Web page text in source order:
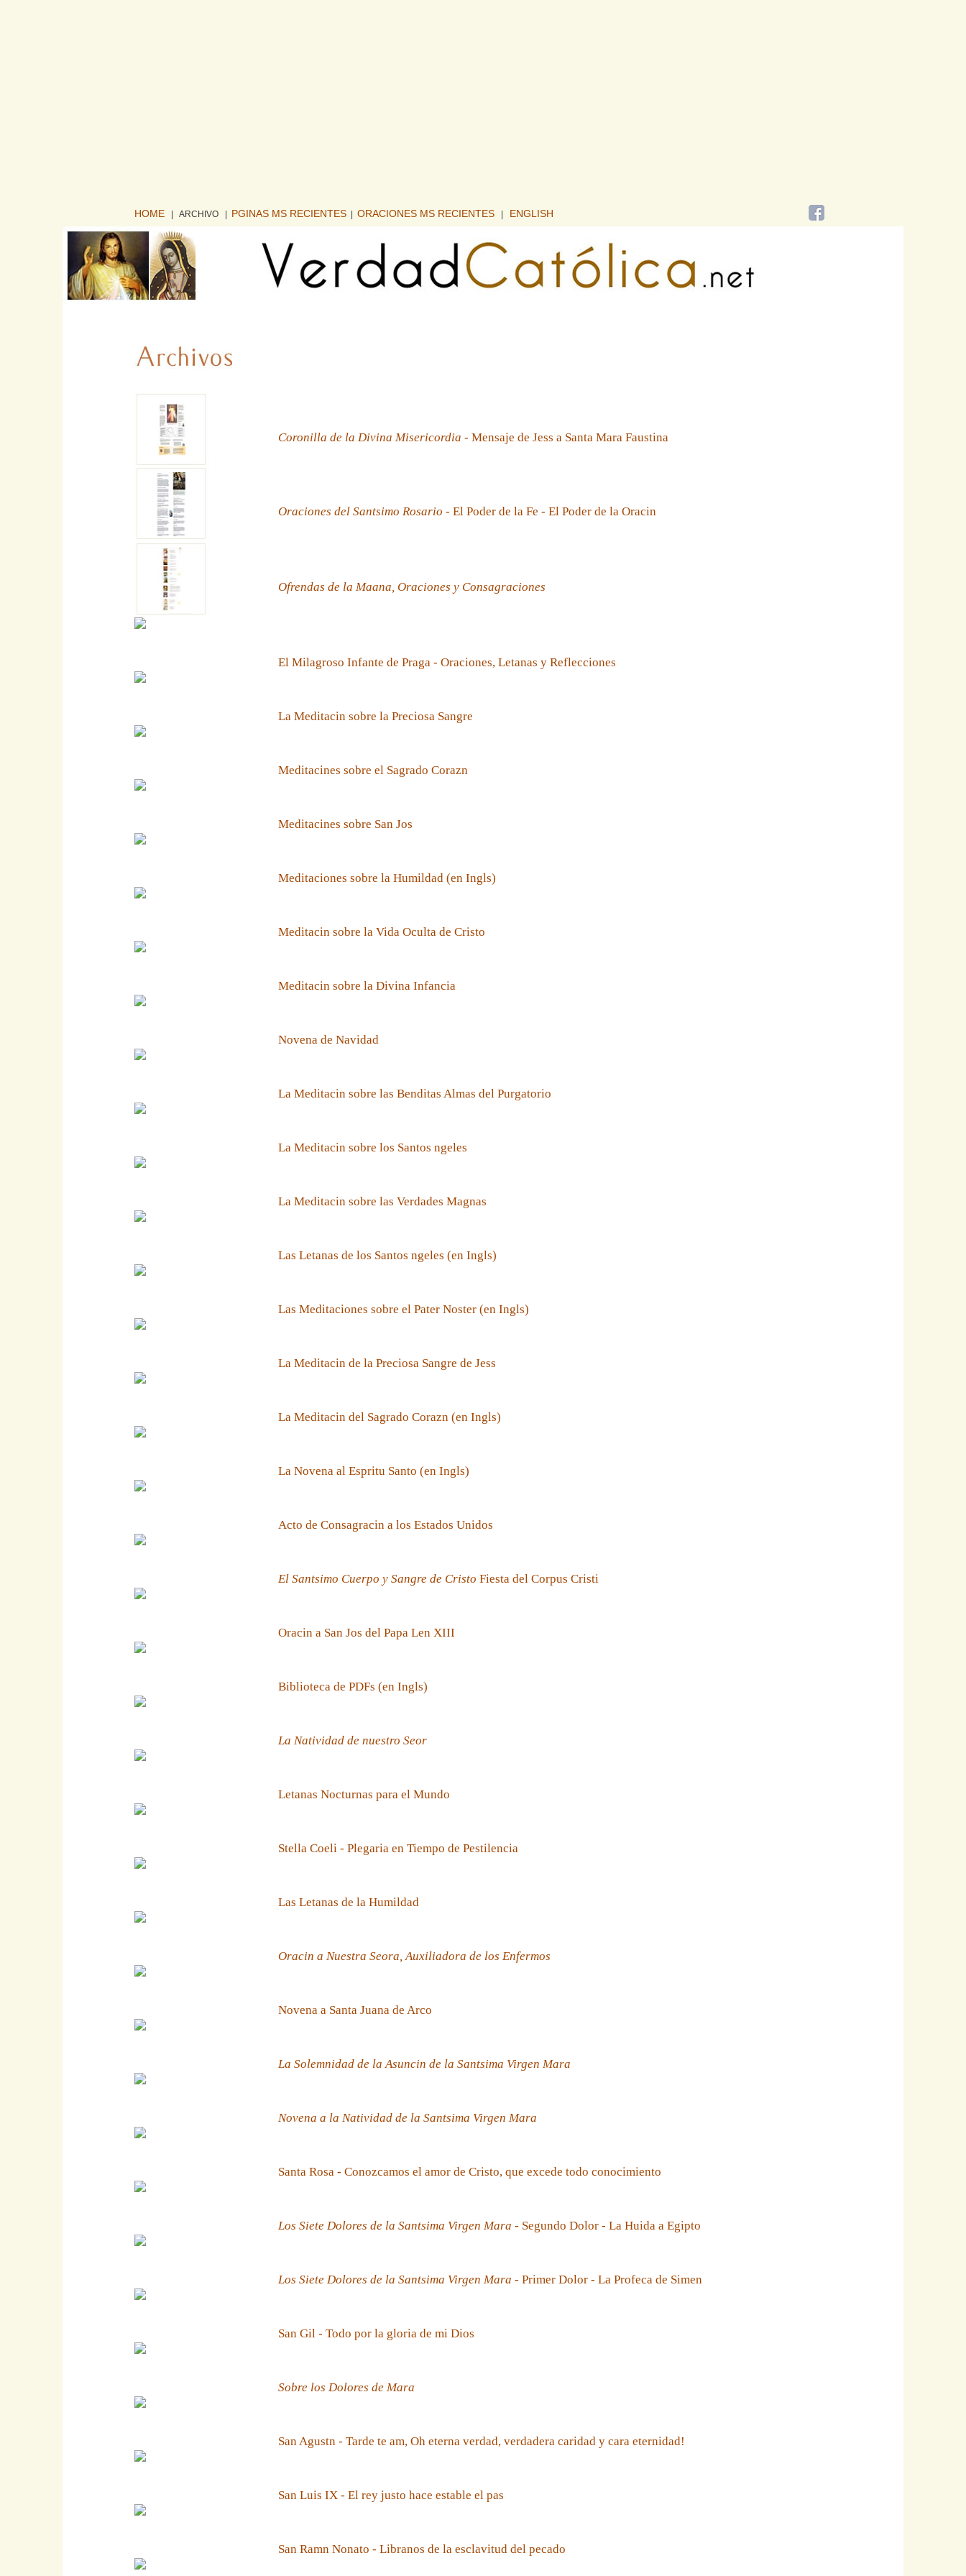
HOME | ARCHIVO PGINAS MS RECIENTES ORACIONES MS RECIENTES ENGLISH
Coronilla de la Divina Misericordia - Mensaje de Jess a Santa Mara Faustina
Oraciones del Santsimo Rosario - El Poder de la Fe - El Poder de la Oracin
Ofrendas de la Maana, Oraciones y Consagraciones
El Milagroso Infante de Praga - Oraciones, Letanas y Reflecciones
La Meditacin sobre la Preciosa Sangre
Meditacines sobre el Sagrado Corazn
Meditacines sobre San Jos
Meditaciones sobre la Humildad (en Ingls)
Meditacin sobre la Vida Oculta de Cristo
Meditacin sobre la Divina Infancia
Novena de Navidad
La Meditacin sobre las Benditas Almas del Purgatorio
La Meditacin sobre los Santos ngeles
La Meditacin sobre las Verdades Magnas
Las Letanas de los Santos ngeles (en Ingls)
Las Meditaciones sobre el Pater Noster (en Ingls)
La Meditacin de la Preciosa Sangre de Jess
La Meditacin del Sagrado Corazn (en Ingls)
La Novena al Espritu Santo (en Ingls)
Acto de Consagracin a los Estados Unidos
El Santsimo Cuerpo y Sangre de Cristo Fiesta del Corpus Cristi
Oracin a San Jos del Papa Len XIII
Biblioteca de PDFs (en Ingls)
La Natividad de nuestro Seor
Letanas Nocturnas para el Mundo
Stella Coeli - Plegaria en Tiempo de Pestilencia
Las Letanas de la Humildad
Oracin a Nuestra Seora, Auxiliadora de los Enfermos
Novena a Santa Juana de Arco
La Solemnidad de la Asuncin de la Santsima Virgen Mara
Novena a la Natividad de la Santsima Virgen Mara
Santa Rosa - Conozcamos el amor de Cristo, que excede todo conocimiento
Los Siete Dolores de la Santsima Virgen Mara - Segundo Dolor - La Huida a Egipto
Los Siete Dolores de la Santsima Virgen Mara - Primer Dolor - La Profeca de Simen
San Gil - Todo por la gloria de mi Dios
Sobre los Dolores de Mara
San Agustn - Tarde te am, Oh eterna verdad, verdadera caridad y cara eternidad!
San Luis IX - El rey justo hace estable el pas
San Ramn Nonato - Libranos de la esclavitud del pecado